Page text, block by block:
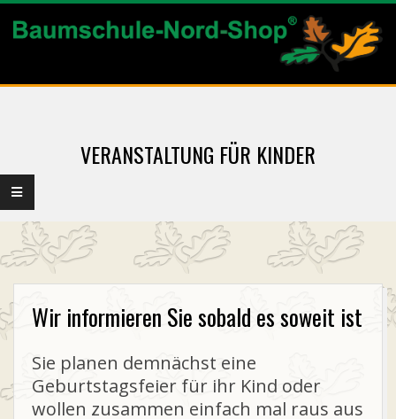
B
U
M
S
C
H
VERANSTALTUNG FÜR KINDER
Wir informieren Sie sobald es soweit ist
Sie planen demnächst eine
Geburtstagsfeier für ihr Kind oder
wollen zusammen einfach mal raus aus